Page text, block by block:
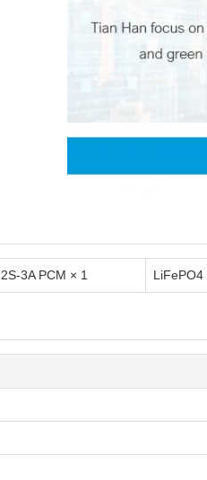
1 × 2S-3A PCM